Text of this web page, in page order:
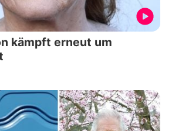
kämpft erneut um